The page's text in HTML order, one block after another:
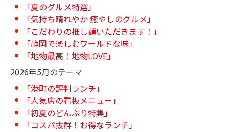
「夏のグルメ特選」
「気持ち晴れやか 癒やしのグルメ」
「こだわりの推し麺いただきます！」
「静岡で楽しむワールドな味」
「地物最高！地物LOVE」
2026年5月のテーマ
「港町の評判ランチ」
「人気店の看板メニュー」
「初夏のどんぶり特集」
「コスパ抜群！お得なランチ」